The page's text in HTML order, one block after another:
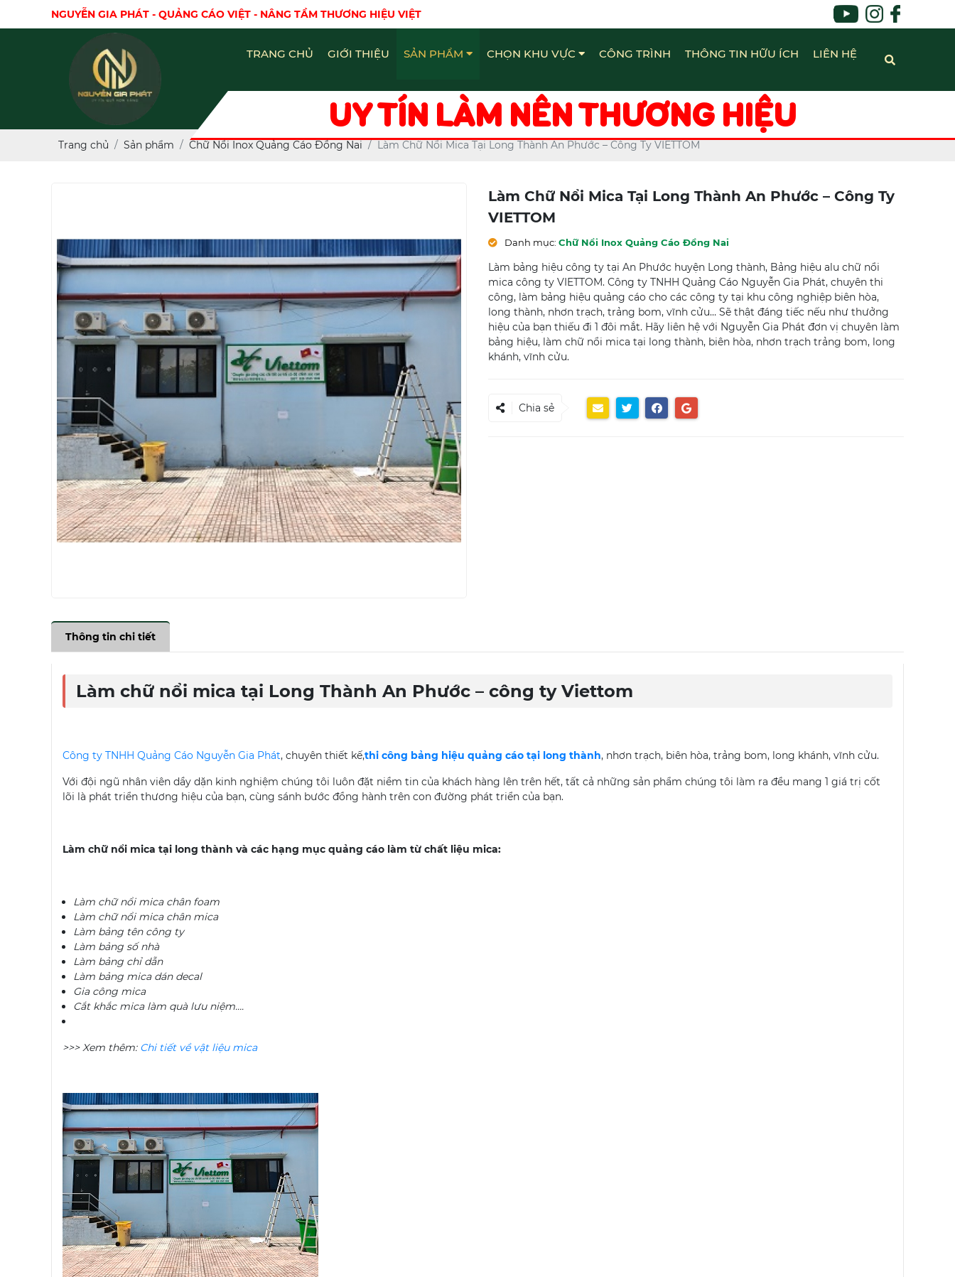
NGUYỄN GIA PHÁT - QUẢNG CÁO VIỆT - NÂNG TẦM THƯƠNG HIỆU VIỆT
TRANG CHỦ GIỚI THIỆU SẢN PHẨM CHỌN KHU VỰC CÔNG TRÌNH THÔNG TIN HỮU ÍCH LIÊN HỆ
UY TÍN LÀM NÊN THƯƠNG HIỆU
Trang chủ Sản phẩm Chữ Nổi Inox Quảng Cáo Đồng Nai Làm Chữ Nổi Mica Tại Long Thành An Phước – Công Ty VIETTOM
Làm Chữ Nổi Mica Tại Long Thành An Phước – Công Ty
VIETTOM
Danh mục: Chữ Nổi Inox Quảng Cáo Đồng Nai
Làm bảng hiệu công ty tại An Phước huyện Long thành, Bảng hiệu alu chữ nổi
mica công ty VIETTOM. Công ty TNHH Quảng Cáo Nguyễn Gia Phát, chuyên thi
công, làm bảng hiệu quảng cáo cho các công ty tại khu công nghiệp biên hòa,
long thành, nhơn trạch, trảng bom, vĩnh cửu… Sẽ thật đáng tiếc nếu như thưởng
hiệu của bạn thiếu đi 1 đôi mắt. Hãy liên hệ với Nguyễn Gia Phát đơn vị chuyên làm
bảng hiệu, làm chữ nổi mica tại long thành, biên hòa, nhơn trạch trảng bom, long
khánh, vĩnh cửu.
Chia sẻ
Thông tin chi tiết
Làm chữ nổi mica tại Long Thành An Phước – công ty Viettom
Công ty TNHH Quảng Cáo Nguyễn Gia Phát, chuyên thiết kế,thi công bảng hiệu quảng cáo tại long thành, nhơn trạch, biên hòa, trảng bom, long khánh, vĩnh cửu.
Với đội ngũ nhân viên dầy dặn kinh nghiệm chúng tôi luôn đặt niềm tin của khách hàng lên trên hết, tất cả những sản phẩm chúng tôi làm ra đều mang 1 giá trị cốt
lõi là phát triển thương hiệu của bạn, cùng sánh bước đồng hành trên con đường phát triển của bạn.
Làm chữ nổi mica tại long thành và các hạng mục quảng cáo làm từ chất liệu mica:
Làm chữ nổi mica chân foam
Làm chữ nổi mica chân mica
Làm bảng tên công ty
Làm bảng số nhà
Làm bảng chỉ dẫn
Làm bảng mica dán decal
Gia công mica
Cắt khắc mica làm quà lưu niệm….
>>> Xem thêm: Chi tiết về vật liệu mica